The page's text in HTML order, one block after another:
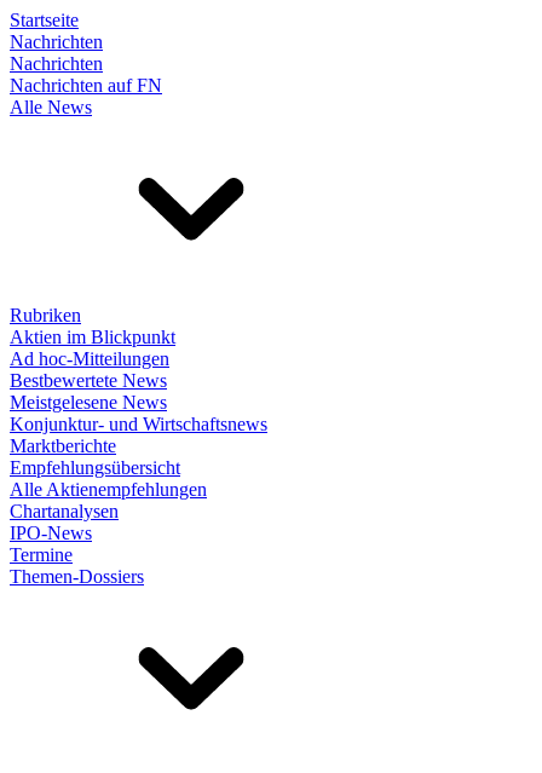
Startseite
Nachrichten
Nachrichten
Nachrichten auf FN
Alle News
Rubriken
Aktien im Blickpunkt
Ad hoc-Mitteilungen
Bestbewertete News
Meistgelesene News
Konjunktur- und Wirtschaftsnews
Marktberichte
Empfehlungsübersicht
Alle Aktienempfehlungen
Chartanalysen
IPO-News
Termine
Themen-Dossiers